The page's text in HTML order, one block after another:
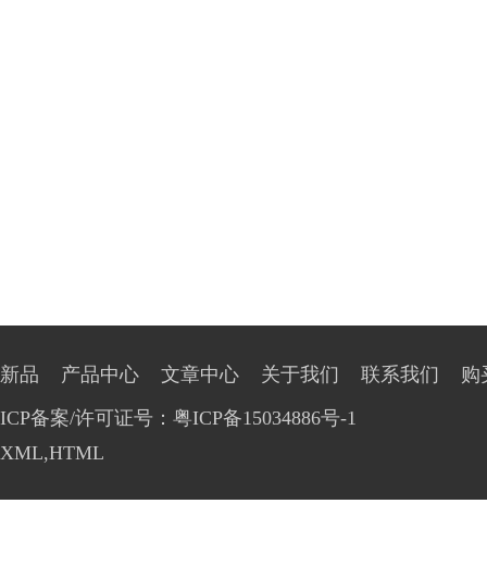
新品 产品中心 文章中心 关于我们 联系我们
购
ICP备案/许可证号：粤ICP备15034886号-1
XML,HTML